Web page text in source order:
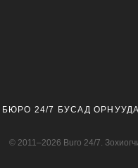
БЮРО 24/7 БУСАД
© 2011–2026 Buro 24/7.